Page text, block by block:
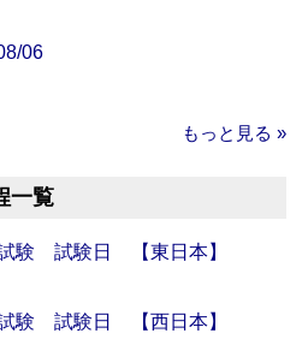
06
もっと見る »
一覧
験 試験日 【東日本】
験 試験日 【西日本】